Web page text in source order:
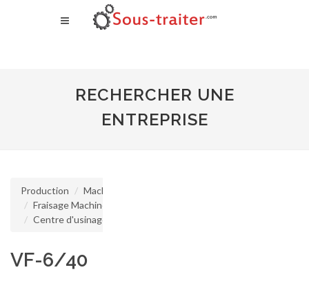
RECHERCHER UNE
ENTREPRISE
Production
Machine d'usinage
Fraisage Machine à fraiser
Centre d'usinage vertical
VF-6/40